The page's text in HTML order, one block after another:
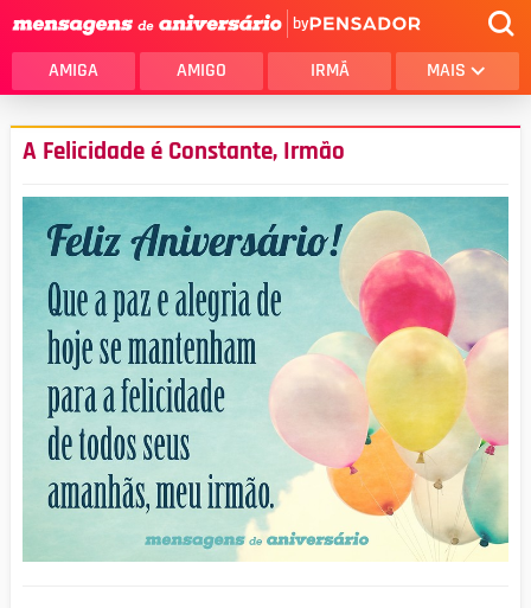
by
AMIGA AMIGO IRMÃ MAIS
A Felicidade é Constante, Irmão